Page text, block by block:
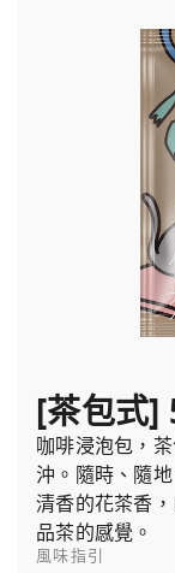
[茶包式]
咖啡浸泡包，
沖。隨時、隨
清香的花茶香
品茶的感覺。
風味指引